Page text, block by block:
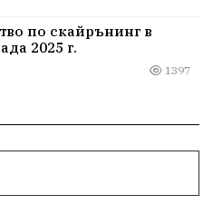
по скайрънинг в
2025 г.
1397